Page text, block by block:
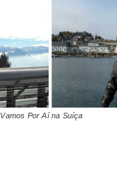
Vamos Por Aí na Suíça